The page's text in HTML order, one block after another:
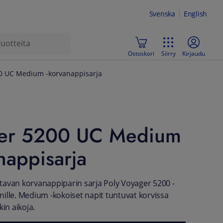
Svenska English
Ostoskori Siirry Kirjaudu
UC Medium -korvanappisarja
5200 UC Medium
korvanappiparin sarja Poly Voyager 5200 -
Medium -kokoiset napit tuntuvat korvissa
aikoja.